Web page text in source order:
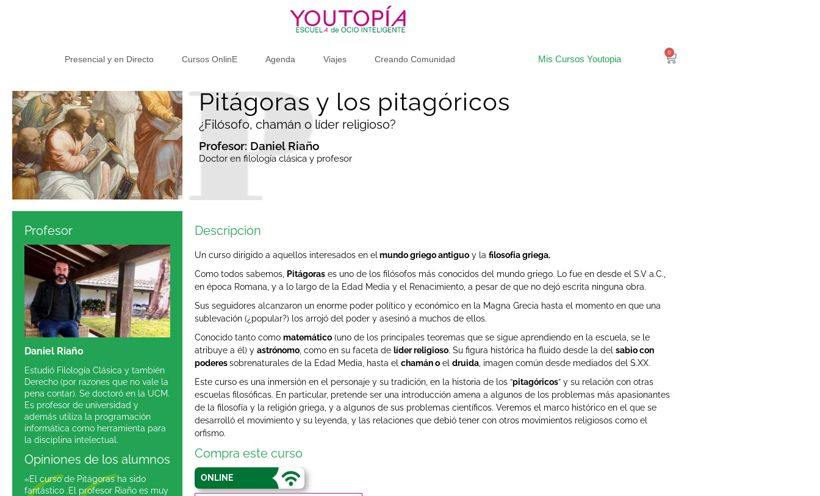
Presencial y en Directo Cursos OnlinE Agenda Viajes Creando Comunidad Mis Cursos Youtopia
0
Pitágoras y los pitagóricos
¿Filósofo, chamán o líder religioso?
Profesor: Daniel Riaño
Doctor en filología clásica y profesor
Profesor
Daniel Riaño
Estudió Filología Clásica y también
Derecho (por razones que no vale la
pena contar). Se doctoró en la UCM.
Es profesor de universidad y
además utiliza la programación
informática como herramienta para
la disciplina intelectual.
Opiniones de los alumnos
«El curso de Pitágoras ha sido
fantástico .El profesor Riaño es muy
Descripción
Un curso dirigido a aquellos interesados en elmundo griego antiguo y lafilosofía griega.
Como todos sabemos, Pitágoras es uno de los filósofos más conocidos del mundo griego. Lo fue en desde el S.V a.C.,
en época Romana, y a lo largo de la Edad Media y el Renacimiento, a pesar de que no dejó escrita ninguna obra.
Sus seguidores alcanzaron un enorme poder político y económico en la Magna Grecia hasta el momento en que una
sublevación (¿popular?) los arrojó del poder y asesinó a muchos de ellos.
Conocido tanto comomatemático (uno de los principales teoremas que se sigue aprendiendo en la escuela, se le
atribuye a él) yastrónomo, como en su faceta delíder religioso. Su figura histórica ha fluido desde la delsabio con
poderessobrenaturales de la Edad Media, hasta elchamán o eldruida, imagen común desde mediados del S.XX.
Este curso es una inmersión en el personaje y su tradición, en la historia de los “pitagóricos” y su relación con otras
escuelas filosóficas. En particular, pretende ser una introducción amena a algunos de los problemas más apasionantes
de la filosofía y la religión griega, y a algunos de sus problemas científicos. Veremos el marco histórico en el que se
desarrolló el movimiento y su leyenda, y las relaciones que debió tener con otros movimientos religiosos como el
orfismo.
Compra este curso
ONLINE